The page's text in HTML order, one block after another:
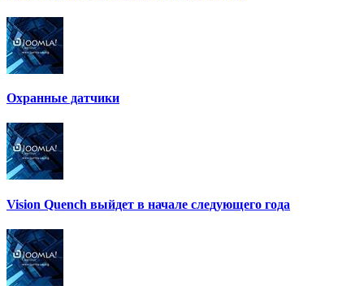
Охранные датчики
Vision Quench выйдет в начале следующего года